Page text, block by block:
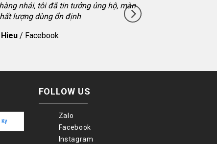
nhái, tôi đã tin tưởng ủng hộ, màn
lượng dùng ổn định
/ Facebook
FOLLOW US
Zalo
Facebook
Instagram